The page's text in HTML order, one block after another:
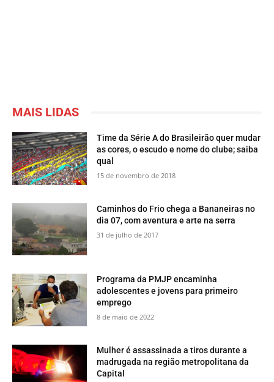
MAIS LIDAS
Time da Série A do Brasileirão quer mudar
as cores, o escudo e nome do clube; saiba
qual
15 de novembro de 2018
​Caminhos do Frio chega a Bananeiras no
dia 07, com aventura e arte na serra
31 de julho de 2017
​Programa da PMJP encaminha
adolescentes e jovens para primeiro
emprego
8 de maio de 2022
Mulher é assassinada a tiros durante a
madrugada na região metropolitana da
Capital